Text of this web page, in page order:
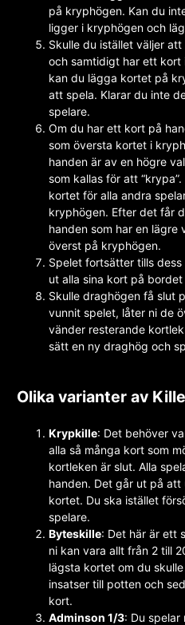
på kryphögen. Kan du
ligger i kryphögen och
Skulle du istället väljer
och samtidigt har ett kort
kan du lägga kortet på
att spela. Klarar du inte
spelare.
Om du har ett kort på
som översta kortet i
handen är av en högre
som kallas för att
kortet för alla andra
kryphögen. Efter det får
handen som har en
överst på kryphögen.
Spelet fortsätter tills
ut alla sina kort på
Skulle draghögen få slut
vunnit spelet, låter ni de
vänder resterande
sätt en ny draghög och
Olika varianter av
Krypkille: Det behöver
alla så många kort som
kortleken är slut. Alla
handen. Det går ut på
kortet. Du ska istället
spelare.
Byteskille: Det här är ett
ni kan vara allt från 2 till
lägsta kortet om du
insatser till potten och
kort.
Adminson 1/3: Du